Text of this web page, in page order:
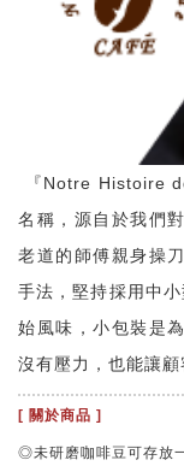
『Notre Histoire
名稱，源自於我們
老道的師傅親身操
手法，堅持採用中
始風味，小包裝是
沒有壓力，也能讓顧
[ 關於商品 ]
◎未研磨咖啡豆可存放